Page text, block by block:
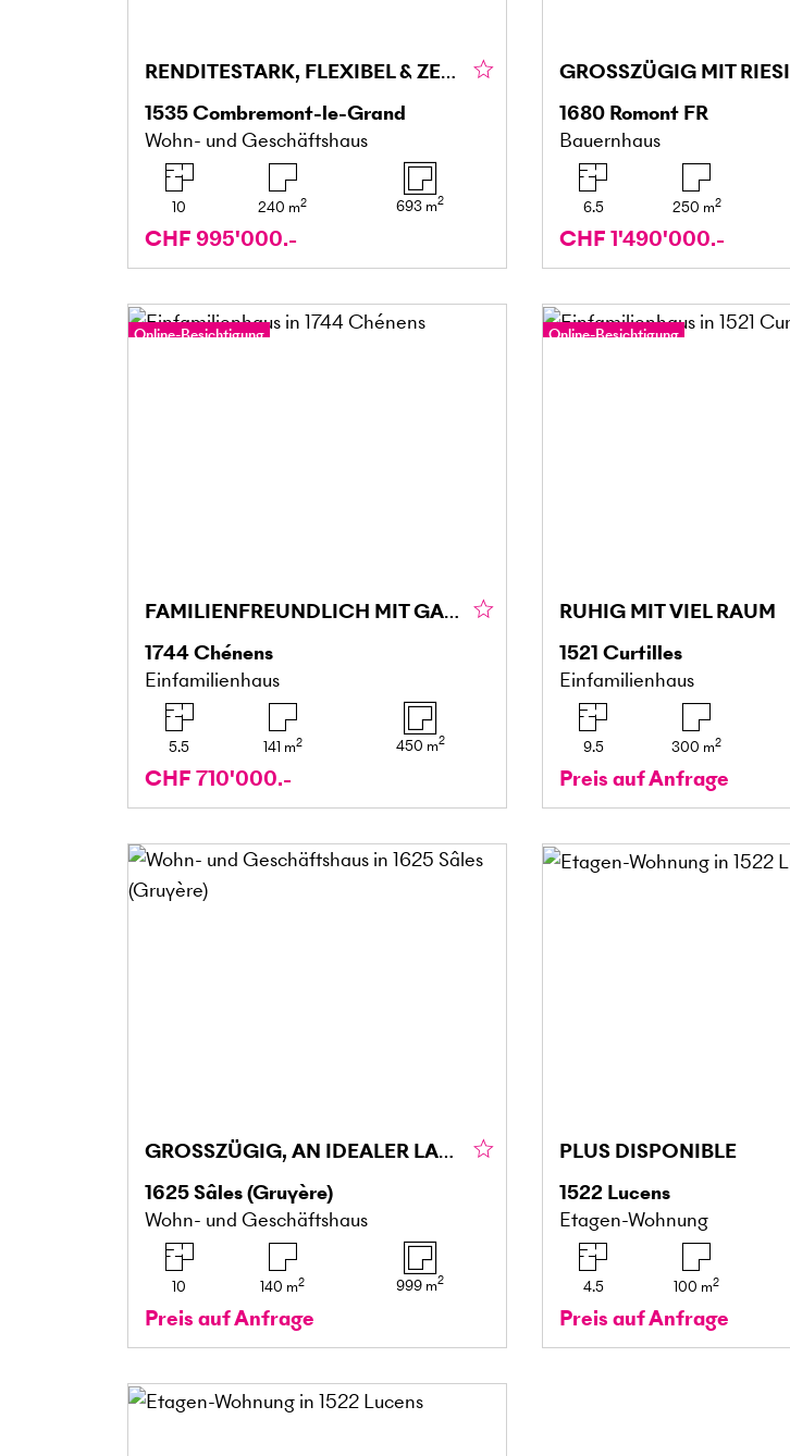
RENDITESTARK, FLEXIBEL & ZENTRAL
1535Combremont-le-Grand
Wohn- und Geschäftshaus
10 240 m2 693 m2
CHF 995'000.-
1680 Romont FR
Bauernhaus
6.5 250 m2
CHF 1'490'000.-
Online-Besichtigung
FAMILIENFREUNDLICH MIT GARTEN
1744Chénens
Einfamilienhaus
5.5 141 m2 450 m2
CHF 710'000.-
Online-Besichtigung
RUHIG MIT VIEL RAUM
1521 Curtilles
Einfamilienhaus
9.5 300 m2
Preis auf Anfrage
GROSSZÜGIG, AN IDEALER LAGE
1625Sâles (Gruyère)
Wohn- und Geschäftshaus
10 140 m2 999 m2
Preis auf Anfrage
PLUS DISPONIBLE
1522 Lucens
Etagen-Wohnung
4.5 100 m2
Preis auf Anfrage